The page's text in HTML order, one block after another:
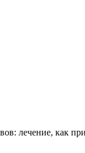
лечение, как